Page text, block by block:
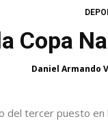
Copa
Daniel Armando
del tercer puesto